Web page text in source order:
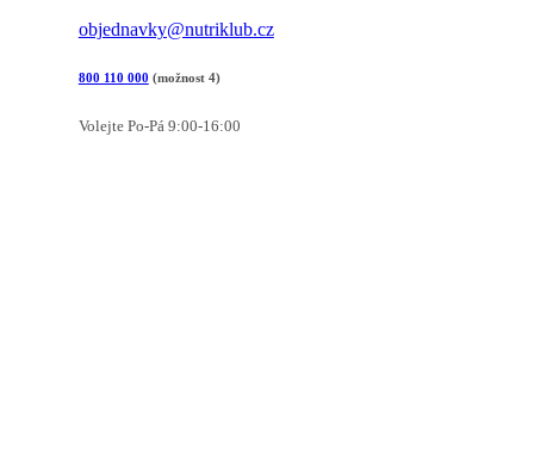
objednavky@nutriklub.cz
800 110 000 (možnost 4)
Volejte Po-Pá 9:00-16:00